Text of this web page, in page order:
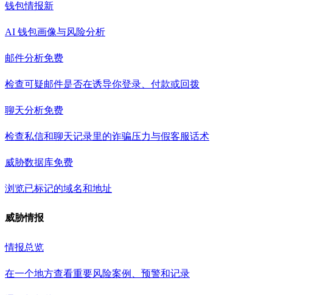
钱包情报新
AI 钱包画像与风险分析
邮件分析免费
检查可疑邮件是否在诱导你登录、付款或回拨
聊天分析免费
检查私信和聊天记录里的诈骗压力与假客服话术
威胁数据库免费
浏览已标记的域名和地址
威胁情报
情报总览
在一个地方查看重要风险案例、预警和记录